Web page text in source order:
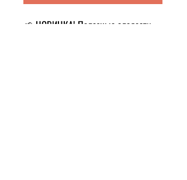
🌱 НОВИНКА! Полезные сладости